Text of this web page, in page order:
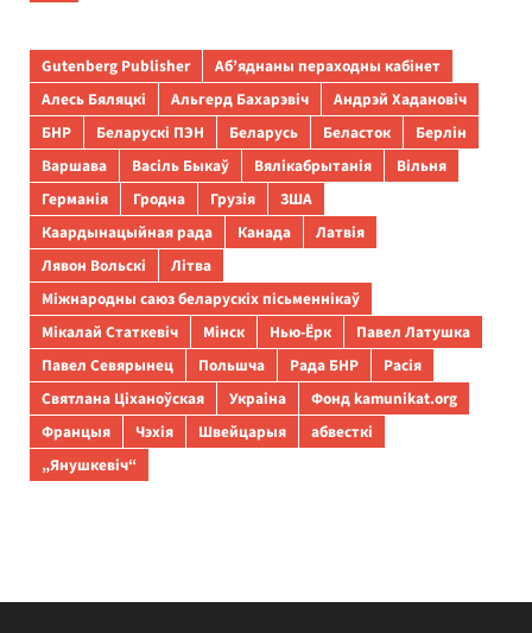
Gutenberg Publisher
Аб’яднаны пераходны кабінет
Алесь Бяляцкі
Альгерд Бахарэвіч
Андрэй Хадановіч
БНР
Беларускі ПЭН Беларусь Беласток
Берлін
Варшава
Васіль Быкаў Вялікабрытанія
Вільня
Германія
Гродна Грузія
ЗША
Каардынацыйная рада
Канада
Латвія
Лявон Вольскі
Літва
Міжнародны саюз беларускіх пісьменнікаў
Мікалай Статкевіч
Мінск Нью-Ёрк
Павел Латушка
Павел Севярынец
Польшча Рада БНР
Расія
Святлана Ціханоўская
Украіна
Фонд kamunikat.org
Францыя
Чэхія Швейцарыя
абвесткі
„Янушкевіч“